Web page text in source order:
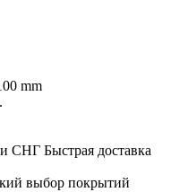
mm
Быстрая доставка
выбор покрытий